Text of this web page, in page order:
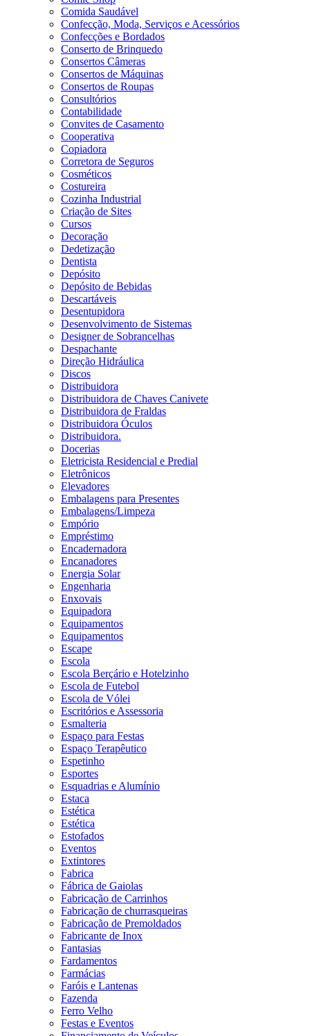
Comida Saudável
Confecção, Moda, Serviços e Acessórios
Confecções e Bordados
Conserto de Brinquedo
Consertos Câmeras
Consertos de Máquinas
Consertos de Roupas
Consultórios
Contabilidade
Convites de Casamento
Cooperativa
Copiadora
Corretora de Seguros
Cosméticos
Costureira
Cozinha Industrial
Criação de Sites
Cursos
Decoração
Dedetização
Dentista
Depósito
Depósito de Bebidas
Descartáveis
Desentupidora
Desenvolvimento de Sistemas
Designer de Sobrancelhas
Despachante
Direção Hidráulica
Discos
Distribuidora
Distribuidora de Chaves Canivete
Distribuidora de Fraldas
Distribuidora Óculos
Distribuidora.
Docerias
Eletricista Residencial e Predial
Eletrônicos
Elevadores
Embalagens para Presentes
Embalagens/Limpeza
Empório
Empréstimo
Encadernadora
Encanadores
Energia Solar
Engenharia
Enxovais
Equipadora
Equipamentos
Equipamentos
Escape
Escola
Escola Berçário e Hotelzinho
Escola de Futebol
Escola de Vólei
Escritórios e Assessoria
Esmalteria
Espaço para Festas
Espaço Terapêutico
Espetinho
Esportes
Esquadrias e Alumínio
Estaca
Estética
Estética
Estofados
Eventos
Extintores
Fabrica
Fábrica de Gaiolas
Fabricação de Carrinhos
Fabricação de churrasqueiras
Fabricação de Premoldados
Fabricante de Inox
Fantasias
Fardamentos
Farmácias
Faróis e Lantenas
Fazenda
Ferro Velho
Festas e Eventos